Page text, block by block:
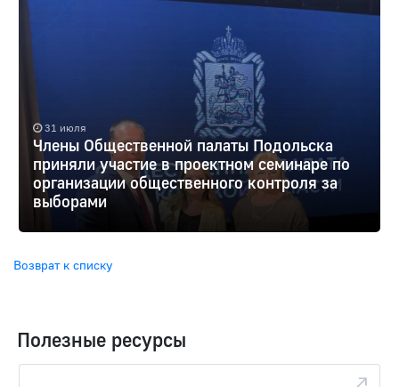
31 июля
Члены Общественной палаты Подольска
приняли участие в проектном семинаре по
организации общественного контроля за
выборами
Возврат к списку
Полезные ресурсы